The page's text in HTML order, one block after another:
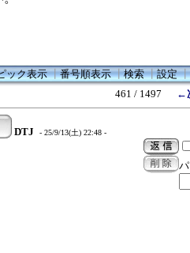
ック表示┃番号順表示┃検索┃設定┃
461 / 1497
←
DTJ - 25/9/13(土) 22:48 -